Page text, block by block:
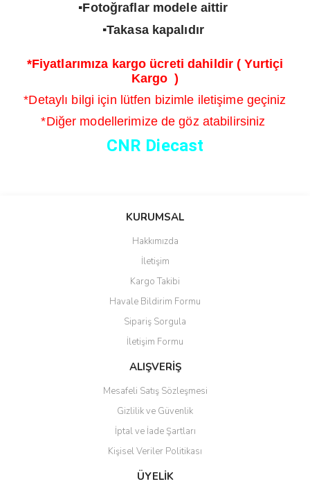
▪️Fotoğraflar modele aittir
▪️Takasa kapalıdır
*Fiyatlarımıza kargo ücreti dahildir ( Yurtiçi
Kargo )
*Detaylı bilgi için lütfen bizimle iletişime geçiniz
*Diğer modellerimize de göz atabilirsiniz
CNR Diecast
Bu ürüne ilk yorumu siz yapın!
Yorum Yaz
Ürün resmi kalitesiz, bozuk veya görüntülenemiyor.
Ürün açıklamasında eksik bilgiler bulunuyor.
Ürün bilgilerinde hatalar bulunuyor.
Ürün fiyatı diğer sitelerden daha pahalı.
Bu ürüne benzer farklı alternatifler olmalı.
Gönder
KURUMSAL
Hakkımızda
İletişim
Kargo Takibi
Havale Bildirim Formu
Sipariş Sorgula
İletişim Formu
ALIŞVERİŞ
Mesafeli Satış Sözleşmesi
Gizlilik ve Güvenlik
İptal ve İade Şartları
Kişisel Veriler Politikası
ÜYELİK